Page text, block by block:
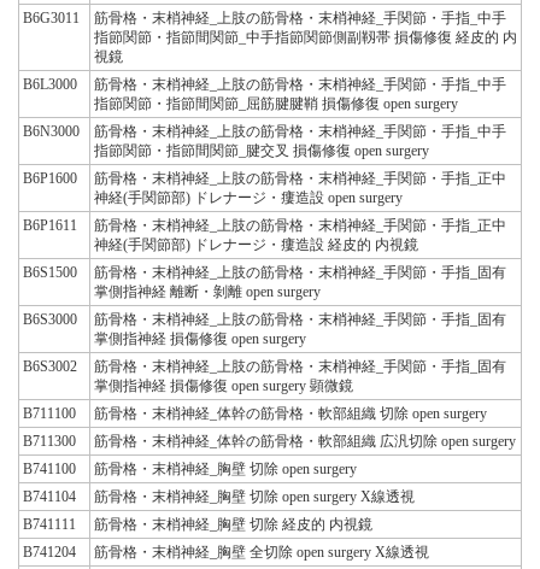
B6G3011
筋骨格・末梢神経_上肢の筋骨格・末梢神経_手関節・手指_中手
指節関節・指節間関節_中手指節関節側副靱帯 損傷修復 経皮的 内
視鏡
B6L3000
筋骨格・末梢神経_上肢の筋骨格・末梢神経_手関節・手指_中手
指節関節・指節間関節_屈筋腱腱鞘 損傷修復 open surgery
B6N3000
筋骨格・末梢神経_上肢の筋骨格・末梢神経_手関節・手指_中手
指節関節・指節間関節_腱交叉 損傷修復 open surgery
B6P1600
筋骨格・末梢神経_上肢の筋骨格・末梢神経_手関節・手指_正中
神経(手関節部) ドレナージ・瘻造設 open surgery
B6P1611
筋骨格・末梢神経_上肢の筋骨格・末梢神経_手関節・手指_正中
神経(手関節部) ドレナージ・瘻造設 経皮的 内視鏡
B6S1500
筋骨格・末梢神経_上肢の筋骨格・末梢神経_手関節・手指_固有
掌側指神経 離断・剝離 open surgery
B6S3000
筋骨格・末梢神経_上肢の筋骨格・末梢神経_手関節・手指_固有
掌側指神経 損傷修復 open surgery
B6S3002
筋骨格・末梢神経_上肢の筋骨格・末梢神経_手関節・手指_固有
掌側指神経 損傷修復 open surgery 顕微鏡
B711100
筋骨格・末梢神経_体幹の筋骨格・軟部組織 切除 open surgery
B711300
筋骨格・末梢神経_体幹の筋骨格・軟部組織 広汎切除 open surgery
B741100
筋骨格・末梢神経_胸壁 切除 open surgery
B741104
筋骨格・末梢神経_胸壁 切除 open surgery X線透視
B741111
筋骨格・末梢神経_胸壁 切除 経皮的 内視鏡
B741204
筋骨格・末梢神経_胸壁 全切除 open surgery X線透視